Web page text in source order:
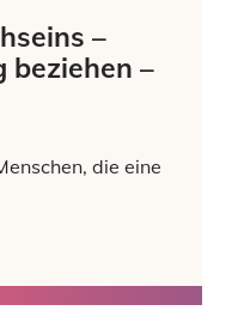
–
beziehen –
die eine